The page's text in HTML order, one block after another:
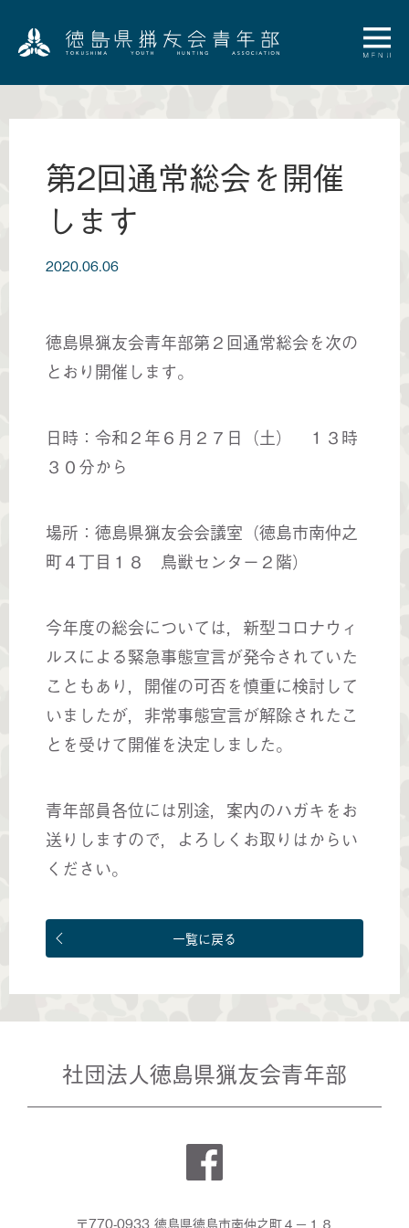
第2回通常総会を開催
します
2020.06.06
徳島県猟友会青年部第２回通常総会を次の
とおり開催します。
日時：令和２年６月２７日（土） １３時
３０分から
場所：徳島県猟友会会議室（徳島市南仲之
町４丁目１８ 鳥獣センター２階）
今年度の総会については，新型コロナウィ
ルスによる緊急事態宣言が発令されていた
こともあり，開催の可否を慎重に検討して
いましたが，非常事態宣言が解除されたこ
とを受けて開催を決定しました。
青年部員各位には別途，案内のハガキをお
送りしますので，よろしくお取りはからい
ください。
一覧に戻る
社団法人徳島県猟友会青年部
〒770-0933 徳島県徳島市南仲之町４－１８